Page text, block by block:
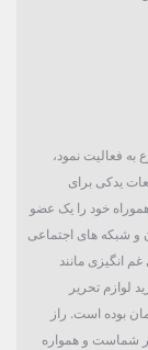
رسمی شروع به فعالیت نمود،
یدکی برای
خود را یک عضو
و شبکه های اجتماعی
انگیزی مانند
لوازم تحریر
بوده است. راز
شماست و همواره